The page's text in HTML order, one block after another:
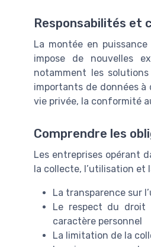
Responsabilités et
La montée en
impose de nouvelles
notamment les
importants de données à
vie privée, la conformité
Comprendre les
Les entreprises opérant
la collecte, l’utilisation et
La transparence sur
Le respect du droit
caractère personnel
La limitation de la